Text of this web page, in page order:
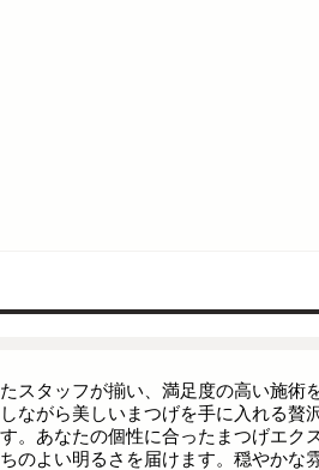
スタッフが揃い、満足度の高い施術
ながら美しいまつげを手に入れる贅
。あなたの個性に合ったまつげエク
のよい明るさを届けます。穏やかな